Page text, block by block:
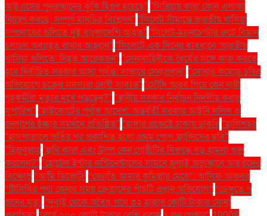
আইএসের পুনরুত্থানের ঝুঁকি দ্বিগুণ হয়েছে" "সিরিয়ায় কারা কোন এলাকা
নিয়ন্ত্রণ করছে: সম্পূর্ণ মানচিত্র বিশ্লেষণ" "সিলেট সীমান্তে ভারতীয় খাসিয়া
সম্প্রদায়ের গুলিতে দুই বাংলাদেশি আহত" "সিলেট-ম্যানচেস্টার রুটে বিমান
চলাচল অব্যাহত রাখার আহ্বান" "সিলেটে এক দিনের ব্যবধানে ‘ভারতীয়
খাসিয়া গু‌লিতে’ নিহত আরেকজন" "সেনাবাহিনীকে ধৈর্যের সঙ্গে কাজ করতে
হবে নির্বাচিত সরকার আসা পর্যন্ত: সাভারে সেনাপ্রধান" "সোনার কমোড চুরির
অভিযোগে চক্রের সদস্যরা দোষী সাব্যস্ত" "সৌদি আরব গিয়ে কেন নারী
গৃহকর্মীরা মৃত্যুর মুখে পড়ছেন?" "স্থানীয় সরকার নির্বাচন নির্দলীয় করার
সুপারিশ" "হাইকোর্টের পূর্ণাঙ্গ আদেশ: অন্তর্বর্তী সরকার আইনি দলিল ও
জনগণের ইচ্ছার সমর্থনে প্রতিষ্ঠিত" "হাঙ্গার প্রজেক্টে ঢাকায় চাকরি"হালিশহর
"হাসপাতালে ভর্তির পর প্রকাশিত হলো প্রথম পোপ ফ্রান্সিসের ছবি"
"হিজবুল্লাহ"হুথি কারা এবং ট্রাম্প কেন গোষ্ঠীটির বিরুদ্ধে বড় হামলা শুরু
করলেন?" "হোটেল ইন্টার কন্টিনেন্টালের সামনে জুলাই অভ্যুত্থানে আহতদের
বিক্ষোভ “আমি ডিভোর্সি “জ্যোতি আমার কুমিল্লার মেয়ে”: আসিফ আকবর
“টিসিবির পণ্য কেনার সময় ক্রেতাদের পাঁচটি প্রধান অভিযোগ” “ডেঙ্গুতে ৭
জনের মৃত্যু “দুবাই থেকে অবৈধ পথে ৩২ হাজার কোটি টাকার সোনা